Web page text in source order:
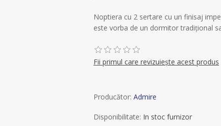
Noptiera cu 2 sertare cu un finisaj
este vorba de un dormitor tradițional
Fii primul care revizuiește acest produs
Producător: Admire
Disponibilitate: In stoc furnizor